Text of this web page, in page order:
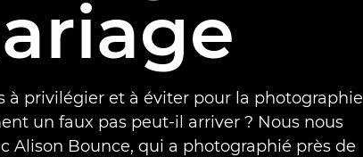
à privilégier et à éviter pour la photographie
un faux pas peut-il arriver ? Nous nous
Alison Bounce, qui a photographié près de